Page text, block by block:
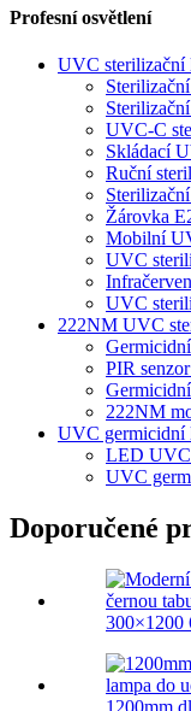
Profesní osvětlení
UVC sterilizační
UVC-C
Skládací
Ruční
Žárovka
Mobilní
UVC
UVC
222NM UVC
PIR
222NM
UVC germicidní
LED UVC
UVC
Doporučené
300×1200
1200mm